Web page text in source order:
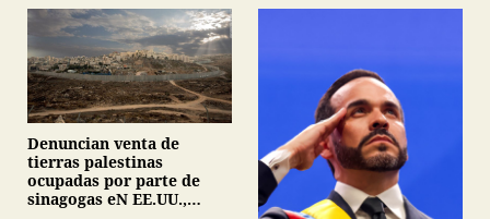
Denuncian venta de
tierras palestinas
ocupadas por parte de
sinagogas eN EE.UU.,